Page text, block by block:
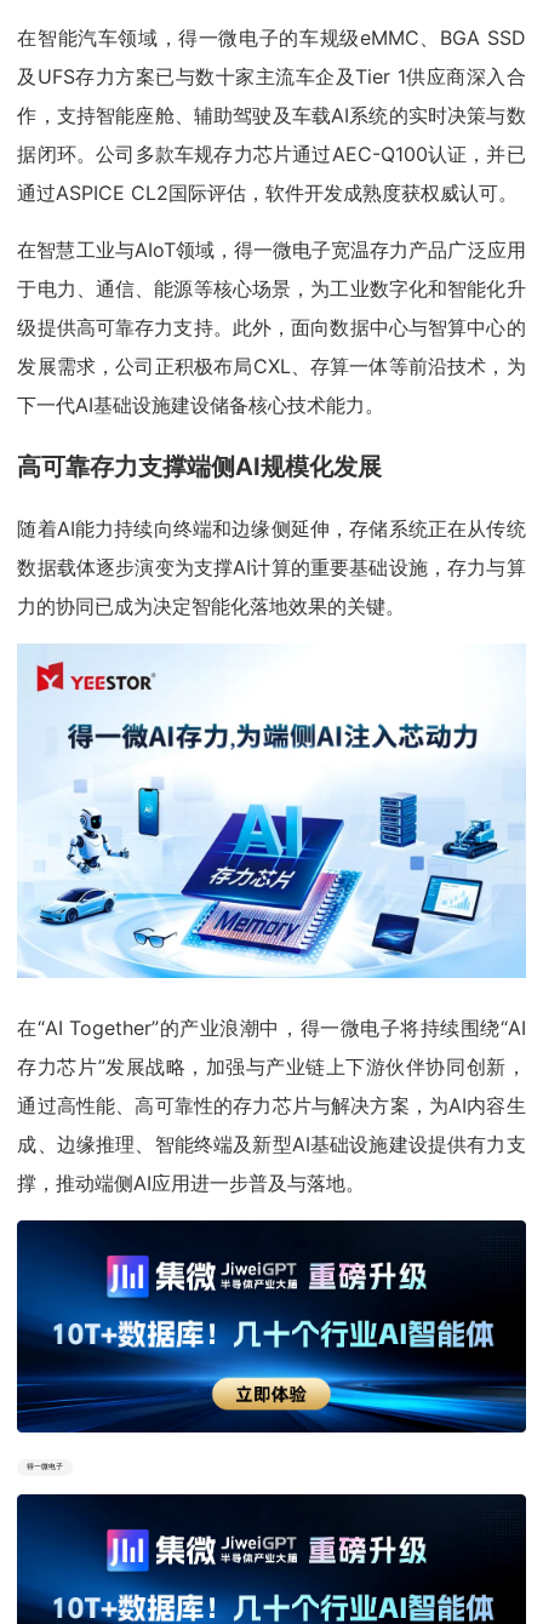
在智能汽车领域，得一微电子的车规级eMMC、BGA SSD
及UFS存力方案已与数十家主流车企及Tier 1供应商深入合
作，支持智能座舱、辅助驾驶及车载AI系统的实时决策与数
据闭环。公司多款车规存力芯片通过AEC-Q100认证，并已
通过ASPICE CL2国际评估，软件开发成熟度获权威认可。
在智慧工业与AIoT领域，得一微电子宽温存力产品广泛应用
于电力、通信、能源等核心场景，为工业数字化和智能化升
级提供高可靠存力支持。此外，面向数据中心与智算中心的
发展需求，公司正积极布局CXL、存算一体等前沿技术，为
下一代AI基础设施建设储备核心技术能力。
高可靠存力支撑端侧AI规模化发展
随着AI能力持续向终端和边缘侧延伸，存储系统正在从传统
数据载体逐步演变为支撑AI计算的重要基础设施，存力与算
力的协同已成为决定智能化落地效果的关键。
在“AI Together”的产业浪潮中，得一微电子将持续围绕“AI
存力芯片”发展战略，加强与产业链上下游伙伴协同创新，
通过高性能、高可靠性的存力芯片与解决方案，为AI内容生
成、边缘推理、智能终端及新型AI基础设施建设提供有力支
撑，推动端侧AI应用进一步普及与落地。
得一微电子